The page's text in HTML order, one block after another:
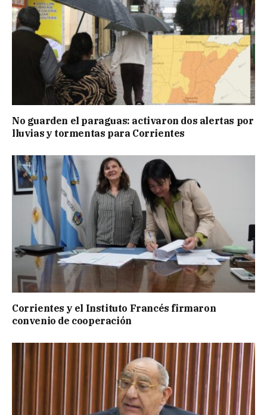
No guarden el paraguas: activaron dos alertas por
lluvias y tormentas para Corrientes
Corrientes y el Instituto Francés firmaron
convenio de cooperación